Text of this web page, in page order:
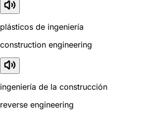
plásticos de ingeniería
construction engineering
ingeniería de la construcción
reverse engineering